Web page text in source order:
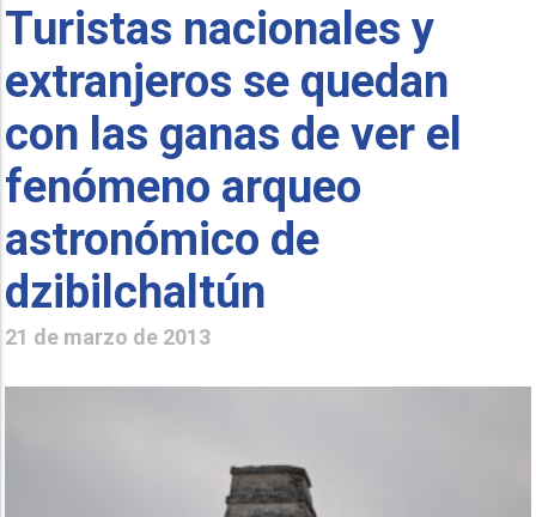
Turistas nacionales y
extranjeros se quedan
con las ganas de ver el
fenómeno arqueo
astronómico de
dzibilchaltún
21 de marzo de 2013